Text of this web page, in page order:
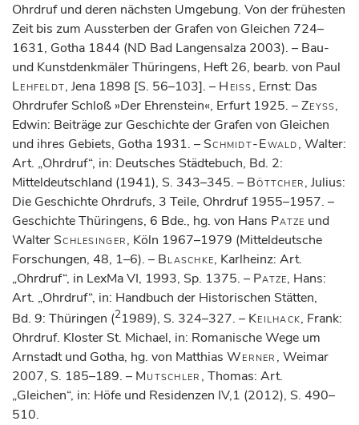
Ohrdruf und deren nächsten Umgebung. Von der frühesten
Zeit bis zum Aussterben der Grafen von Gleichen 724–
1631, Gotha 1844 (ND Bad Langensalza 2003). – Bau-
und Kunstdenkmäler Thüringens, Heft 26, bearb. von Paul
Lehfeldt, Jena 1898 [S. 56–103]. – Heiss, Ernst: Das
Ohrdrufer Schloß »Der Ehrenstein«, Erfurt 1925. –Zeyss,
Edwin: Beiträge zur Geschichte der Grafen von Gleichen
und ihres Gebiets, Gotha 1931. – Schmidt-Ewald, Walter:
Art. „Ohrdruf“, in: Deutsches Städtebuch, Bd. 2:
Mitteldeutschland (1941), S. 343–345. – Böttcher, Julius:
Die Geschichte Ohrdrufs, 3 Teile, Ohrdruf 1955–1957. –
Geschichte Thüringens, 6 Bde., hg. von Hans Patze und
Walter Schlesinger, Köln 1967–1979 (Mitteldeutsche
Forschungen, 48, 1–6). – Blaschke, Karlheinz: Art.
„Ohrdruf“, in LexMa VI, 1993, Sp. 1375. – Patze, Hans:
Art. „Ohrdruf“, in: Handbuch der Historischen Stätten,
Bd. 9: Thüringen (21989), S. 324–327. – Keilhack, Frank:
Ohrdruf. Kloster St. Michael, in: Romanische Wege um
Arnstadt und Gotha, hg. von Matthias Werner, Weimar
2007, S. 185–189. – Mutschler, Thomas: Art.
„Gleichen“, in: Höfe und Residenzen IV,1 (2012), S. 490–
510.